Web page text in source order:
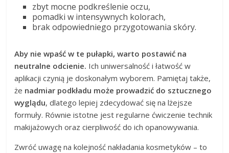
zbyt mocne podkreślenie oczu,
pomadki w intensywnych kolorach,
brak odpowiedniego przygotowania skóry.
Aby nie wpaść w te pułapki, warto postawić na
neutralne odcienie. Ich uniwersalność i łatwość w
aplikacji czynią je doskonałym wyborem. Pamiętaj także,
że nadmiar podkładu może prowadzić do sztucznego
wyglądu, dlatego lepiej zdecydować się na lżejsze
formuły. Równie istotne jest regularne ćwiczenie technik
makijażowych oraz cierpliwość do ich opanowywania.
Zwróć uwagę na kolejność nakładania kosmetyków – to